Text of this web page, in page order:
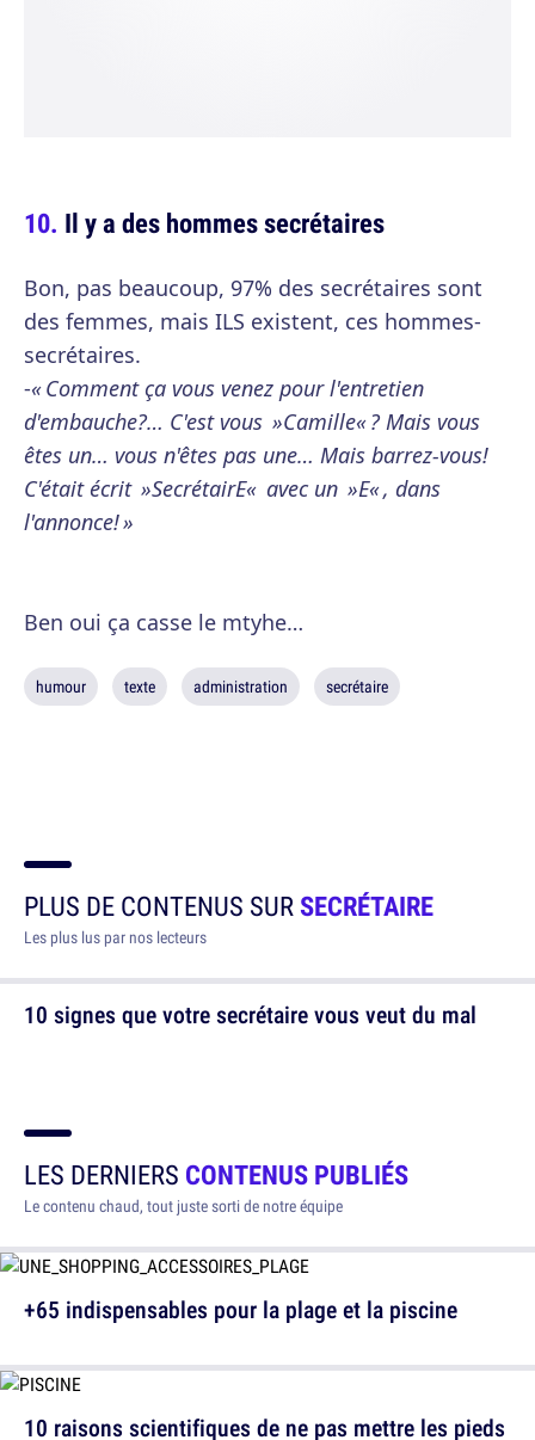
Il y a des hommes secrétaires
Bon, pas beaucoup, 97% des secrétaires sont
des femmes, mais ILS existent, ces hommes-
secrétaires.
-« Comment ça vous venez pour l'entretien
d'embauche?… C'est vous »Camille« ? Mais vous
êtes un… vous n'êtes pas une… Mais barrez-vous!
C'était écrit »SecrétairE« avec un »E« , dans
l'annonce! »
Ben oui ça casse le mtyhe…
humour texte administration secrétaire
PLUS DE CONTENUS SURSECRÉTAIRE
Les plus lus par nos lecteurs
10 signes que votre secrétaire vous veut du mal
LES DERNIERS CONTENUS PUBLIÉS
Le contenu chaud, tout juste sorti de notre équipe
+65 indispensables pour la plage et la piscine
10 raisons scientifiques de ne pas mettre les pieds